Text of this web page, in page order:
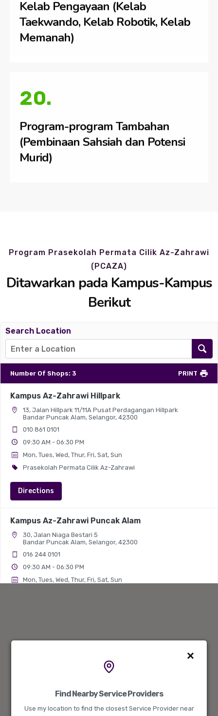
Kelab Pengayaan (Kelab
Taekwando, Kelab Robotik, Kelab
Memanah)
20.
Program-program Tambahan
(Pembinaan Sahsiah dan Potensi
Murid)
Program Prasekolah Permata Cilik Az-Zahrawi
(PCAZA)
Ditawarkan pada Kampus-Kampus
Berikut
Search Location
Number Of Shops: 3 PRINT
Kampus Az-Zahrawi Hillpark
13, Jalan Hillpark 11/11A Pusat Perdagangan Hillpark
Bandar Puncak Alam, Selangor, 42300
010 861 0101
09:30 AM - 06:30 PM
Mon, Tues, Wed, Thur, Fri, Sat, Sun
Prasekolah Permata Cilik Az-Zahrawi
Directions
Kampus Az-Zahrawi Puncak Alam
30, Jalan Niaga Bestari 5
Bandar Puncak Alam, Selangor, 42300
016 244 0101
09:30 AM - 06:30 PM
Mon, Tues, Wed, Thur, Fri, Sat, Sun
90, Jalan Setia Gemilang U13/BJ,
Setia Alam, Selangor, 40170
09:30 AM - 06:30 PM
Mon, Tues, Wed, Thur, Fri, Sat, Sun
Find Nearby Service Providers
Use my location to find the closest Service Provider near